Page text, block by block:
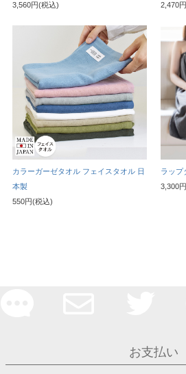
3,560円(税込)
2,470
カラーガーゼタオル フェイスタオル 日
本製
550円(税込)
ラップ
3,300
お支払い